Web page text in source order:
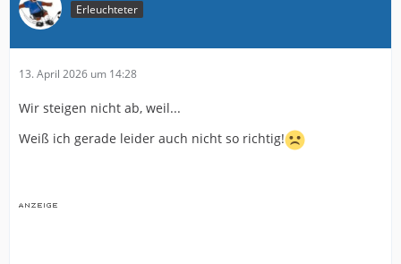
Erleuchteter
13. April 2026 um 14:28
Wir steigen nicht ab, weil...
Weiß ich gerade leider auch nicht so richtig!